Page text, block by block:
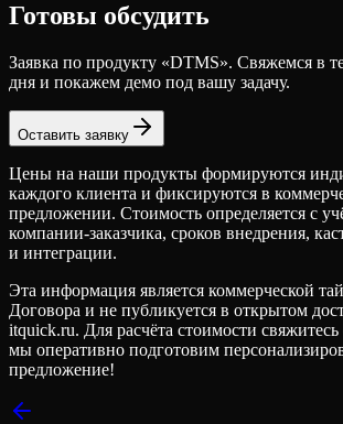
Готовы обсудить
Заявка по продукту «DTMS». Свяжемся в
дня и покажем демо под вашу задачу.
Оставить заявку
Цены на наши продукты формируются
каждого клиента и фиксируются в
предложении. Стоимость определяется с
компании-заказчика, сроков внедрения,
и интеграции.
Эта информация является коммерческой
Договора и не публикуется в открытом
itquick.ru. Для расчёта стоимости
мы оперативно подготовим
предложение!